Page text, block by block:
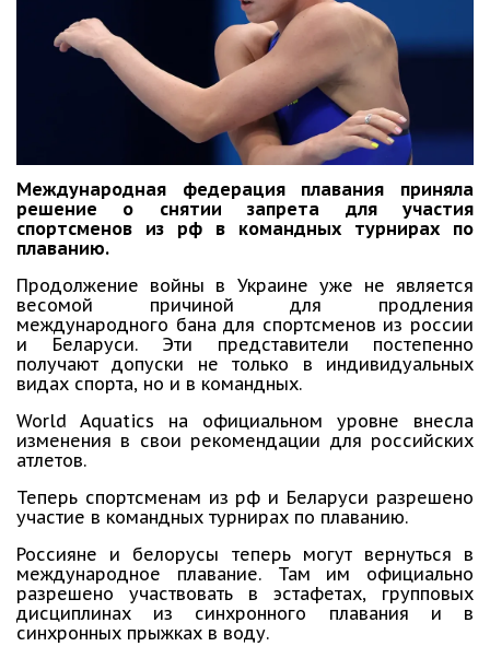
Международная федерация плавания приняла
решение о снятии запрета для участия
спортсменов из рф в командных турнирах по
плаванию.
Продолжение войны в Украине уже не является
весомой причиной для продления
международного бана для спортсменов из россии
и Беларуси. Эти представители постепенно
получают допуски не только в индивидуальных
видах спорта, но и в командных.
World Aquatics на официальном уровне внесла
изменения в свои рекомендации для российских
атлетов.
Теперь спортсменам из рф и Беларуси разрешено
участие в командных турнирах по плаванию.
Россияне и белорусы теперь могут вернуться в
международное плавание. Там им официально
разрешено участвовать в эстафетах, групповых
дисциплинах из синхронного плавания и в
синхронных прыжках в воду.